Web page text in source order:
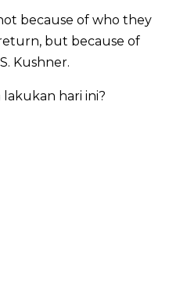
because of who they
but because of
Kushner.
hari ini?